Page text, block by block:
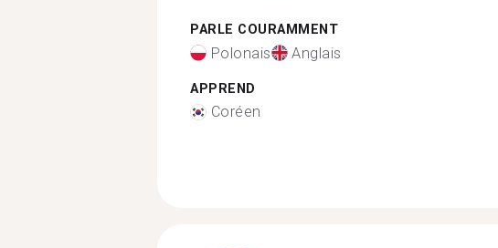
PARLE COURAMMENT
Polonais Anglais
APPREND
Coréen